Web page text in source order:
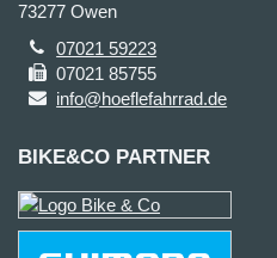
73277 Owen
07021 59223
07021 85755
info@hoeflefahrrad.de
BIKE&CO PARTNER